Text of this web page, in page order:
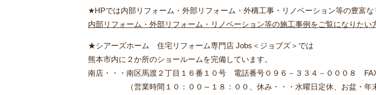
★HPでは内部リフォーム・外部リフォーム・外構工事・リノベーション等の豊富
内部リフォーム・外部リフォーム・リノベーション等の施工事例をご覧になりたい
★シアーズホーム 住宅リフォーム専門店 Jobs＜ジョブズ＞では
熊本市内に２か所のショールームを完備しています。
南店・・・南区馬渡２丁目１６番１０号 電話番号０９６－３３４－０００８
（営業時間１０：００～１８：００、休み・・・水曜日定休、お盆・年末